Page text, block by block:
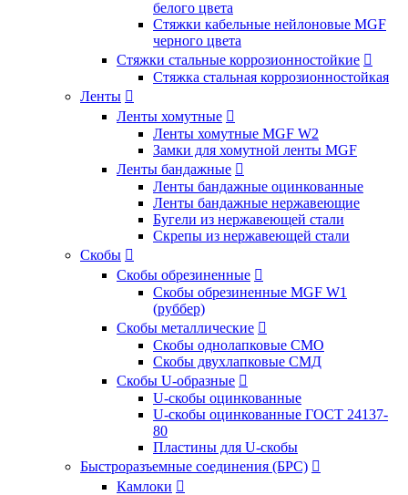
белого цвета
Стяжки кабельные нейлоновые MGF
черного цвета
Стяжки стальные коррозионностойкие 
Стяжка стальная коррозионностойкая
Ленты 
Ленты хомутные 
Ленты хомутные MGF W2
Замки для хомутной ленты MGF
Ленты бандажные 
Ленты бандажные оцинкованные
Ленты бандажные нержавеющие
Бугели из нержавеющей стали
Скрепы из нержавеющей стали
Скобы 
Скобы обрезиненные 
Скобы обрезиненные MGF W1
(руббер)
Скобы металлические 
Скобы однолапковые СМО
Скобы двухлапковые СМД
Скобы U-образные 
U-скобы оцинкованные
U-скобы оцинкованные ГОСТ 24137-
80
Пластины для U-скобы
Быстроразъемные соединения (БРС) 
Камлоки 